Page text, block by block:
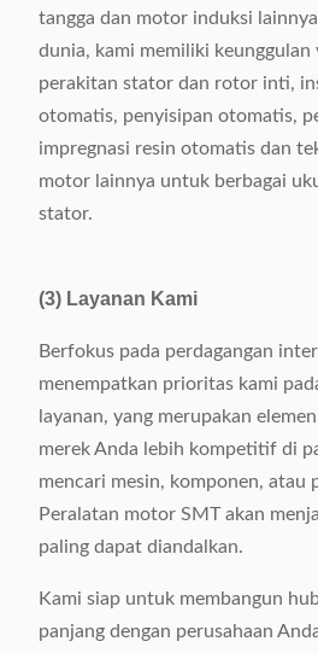
Dimensi
tangga dan motor induksi
dunia, kami memiliki keunggulan
perakitan stator dan rotor inti,
otomatis, penyisipan otomatis,
impregnasi resin otomatis dan
motor lainnya untuk berbagai
stator.
(3) Layanan Kami
Berfokus pada perdagangan
menempatkan prioritas kami
layanan, yang merupakan
merek Anda lebih kompetitif di
mencari mesin, komponen, atau
Peralatan motor SMT akan
paling dapat diandalkan.
Kami siap untuk membangun
panjang dengan perusahaan